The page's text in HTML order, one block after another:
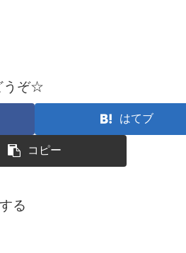
うぞ☆
はてブ
コピー
る